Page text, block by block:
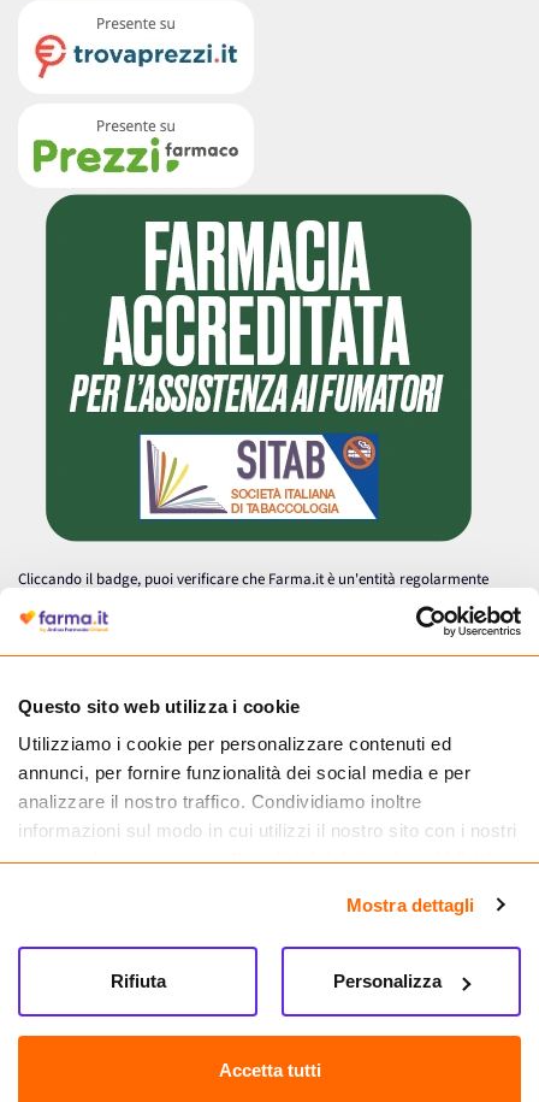
Questo sito web utilizza i cookie
Utilizziamo i cookie per personalizzare contenuti ed
annunci, per fornire funzionalità dei social media e per
analizzare il nostro traffico. Condividiamo inoltre
informazioni sul modo in cui utilizzi il nostro sito con i nostri
partner che si occupano di analisi dei dati web, pubblicità e
informazioni che hai fornito loro o che hanno raccolto dal
tuo utilizzo dei loro servizi.
Mostra dettagli
Accetta tutti
Personalizza
Rifiuta
Cliccando il badge, puoi verificare che Farma.it è un'entità regolarmente
autorizzata dal Ministero della Salute a effettuare la vendita online di
medicinali.
Farma.it S.a.s. P. IVA 07417261216 REA: NA-884088
CREDITS
Sede legale Via delle Repubbliche Marinare 128, 80147 Napoli